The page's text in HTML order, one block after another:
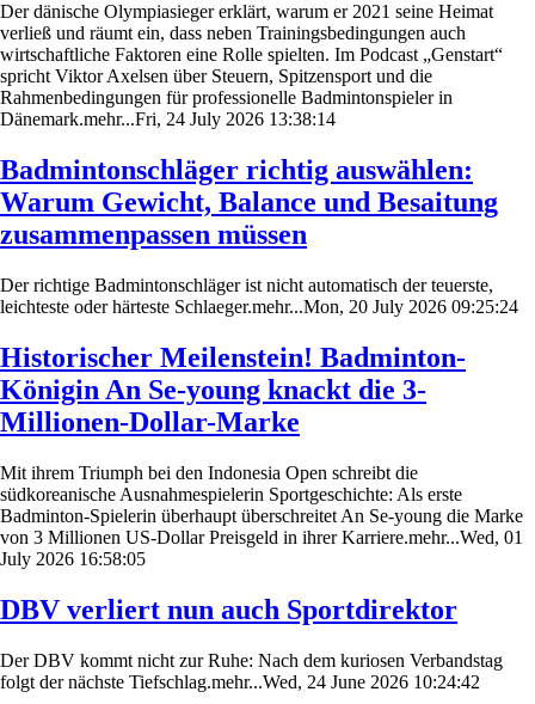
Der dänische Olympiasieger erklärt, warum er 2021 seine Heimat
verließ und räumt ein, dass neben Trainingsbedingungen auch
wirtschaftliche Faktoren eine Rolle spielten. Im Podcast „Genstart“
spricht Viktor Axelsen über Steuern, Spitzensport und die
Rahmenbedingungen für professionelle Badmintonspieler in
Dänemark.mehr...Fri, 24 July 2026 13:38:14
Badmintonschläger richtig auswählen:
Warum Gewicht, Balance und Besaitung
zusammenpassen müssen
Der richtige Badmintonschläger ist nicht automatisch der teuerste,
leichteste oder härteste Schlaeger.mehr...Mon, 20 July 2026 09:25:24
Historischer Meilenstein! Badminton-
Königin An Se-young knackt die 3-
Millionen-Dollar-Marke
Mit ihrem Triumph bei den Indonesia Open schreibt die
südkoreanische Ausnahmespielerin Sportgeschichte: Als erste
Badminton-Spielerin überhaupt überschreitet An Se-young die Marke
von 3 Millionen US-Dollar Preisgeld in ihrer Karriere.mehr...Wed, 01
July 2026 16:58:05
DBV verliert nun auch Sportdirektor
Der DBV kommt nicht zur Ruhe: Nach dem kuriosen Verbandstag
folgt der nächste Tiefschlag.mehr...Wed, 24 June 2026 10:24:42